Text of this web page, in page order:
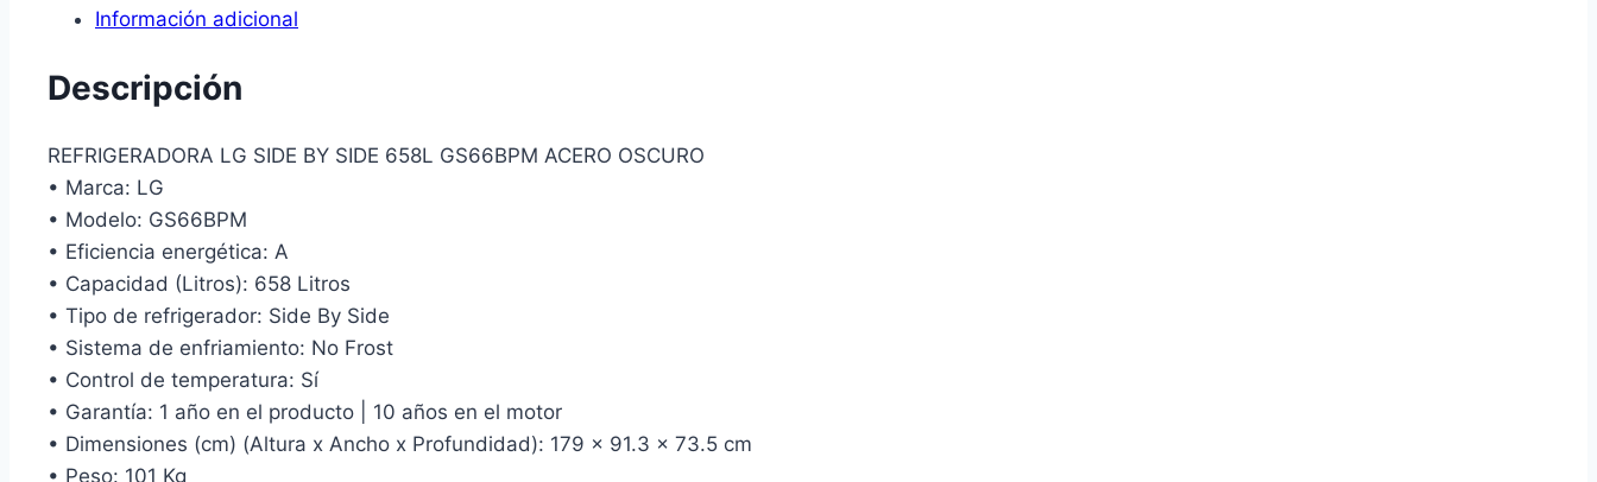
Información adicional
Descripción
REFRIGERADORA LG SIDE BY SIDE 658L GS66BPM ACERO OSCURO
• Marca: LG
• Modelo: GS66BPM
• Eficiencia energética: A
• Capacidad (Litros): 658 Litros
• Tipo de refrigerador: Side By Side
• Sistema de enfriamiento: No Frost
• Control de temperatura: Sí
• Garantía: 1 año en el producto | 10 años en el motor
• Dimensiones (cm) (Altura x Ancho x Profundidad): 179 x 91.3 x 73.5 cm
• Peso: 101 Kg